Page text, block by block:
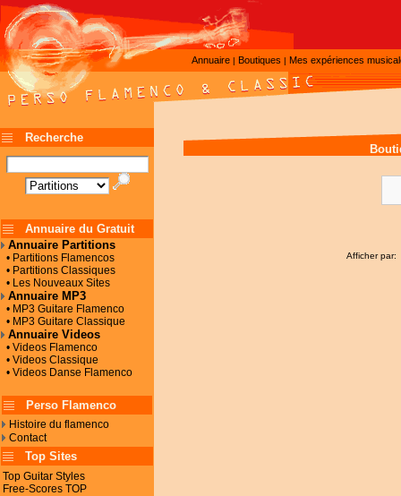
Annuaire | Boutiques | Mes expériences
Recherche
Annuaire du Gratuit
Annuaire Partitions
• Partitions Flamencos
• Partitions Classiques
• Les Nouveaux Sites
Annuaire MP3
• MP3 Guitare Flamenco
• MP3 Guitare Classique
Annuaire Videos
• Videos Flamenco
• Videos Classique
• Videos Danse Flamenco
Perso Flamenco
Histoire du flamenco
Contact
Top Sites
Top Guitar Styles
Free-Scores TOP
Afficher par: